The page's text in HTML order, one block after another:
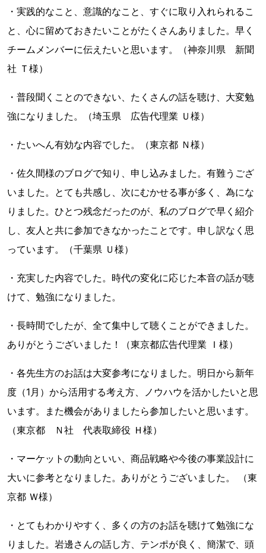
・実践的なこと、意識的なこと、すぐに取り入れられるこ
と、心に留めておきたいことがたくさんありました。早く
チームメンバーに伝えたいと思います。（神奈川県 新聞
社 Ｔ様）
・普段聞くことのできない、たくさんの話を聴け、大変勉
強になりました。（埼玉県 広告代理業 Ｕ様）
・たいへん有効な内容でした。（東京都 Ｎ様）
・佐久間様のブログで知り、申し込みました。有難うござ
いました。とても共感し、次にむかせる事が多く、為にな
りました。ひとつ残念だったのが、私のブログで早く紹介
し、友人と共に参加できなかったことです。申し訳なく思
っています。（千葉県 Ｕ様）
・充実した内容でした。時代の変化に応じた本音の話が聴
けて、勉強になりました。
・長時間でしたが、全て集中して聴くことができました。
ありがとうございました！（東京都広告代理業 Ｉ様）
・各先生方のお話は大変参考になりました。明日から新年
度（1月）から活用する考え方、ノウハウを活かしたいと思
います。また機会がありましたら参加したいと思います。
（東京都 Ｎ社 代表取締役 Ｈ様）
・マーケットの動向といい、商品戦略や今後の事業設計に
大いに参考となりました。ありがとうございました。 （東
京都 Ｗ様）
・とてもわかりやすく、多くの方のお話を聴けて勉強にな
りました。岩邊さんの話し方、テンポが良く、簡潔で、頭